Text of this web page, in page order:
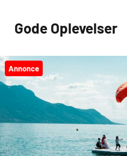
Gode Oplevelser
Annonce